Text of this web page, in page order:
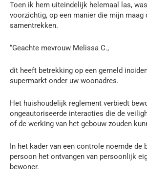
Toen ik hem uiteindelijk helemaal las,
voorzichtig, op een manier die mijn maag
samentrekken.
“Geachte mevrouw Melissa C.,
dit heeft betrekking op een gemeld
supermarkt onder uw woonadres.
Het huishoudelijk reglement verbiedt
ongeautoriseerde interacties die de
of de werking van het gebouw zouden
In het kader van een controle noemde de
persoon het ontvangen van persoonlijk
bewoner.